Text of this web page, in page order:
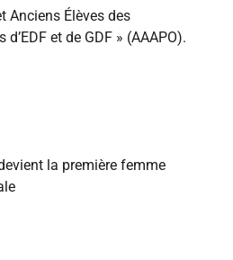
Anciens Élèves des
et de GDF » (AAAPO).
la première femme